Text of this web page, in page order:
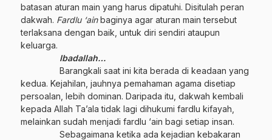
batasan aturan main yang harus dipatuhi. Disitulah peran
dakwah. Fardlu ‘ainbaginya agar aturan main tersebut
terlaksana dengan baik, untuk diri sendiri ataupun
keluarga.
Ibadallah…
Barangkali saat ini kita berada di keadaan yang
kedua. Kejahilan, jauhnya pemahaman agama disetiap
persoalan, lebih dominan. Daripada itu, dakwah kembali
kepada Allah Ta’ala tidak lagi dihukumi fardlu kifayah,
melainkan sudah menjadi fardlu ‘ain bagi setiap insan.
Sebagaimana ketika ada kejadian kebakaran